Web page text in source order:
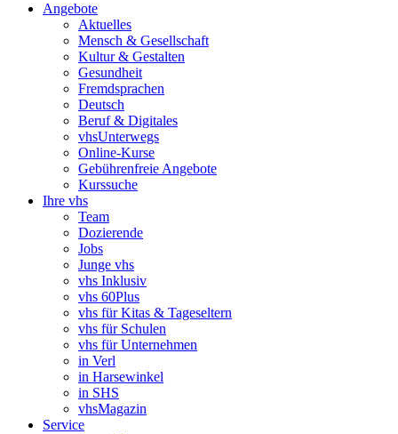
Angebote
Aktuelles
Mensch & Gesellschaft
Kultur & Gestalten
Gesundheit
Fremdsprachen
Deutsch
Beruf & Digitales
vhsUnterwegs
Online-Kurse
Gebührenfreie Angebote
Kurssuche
Ihre vhs
Team
Dozierende
Jobs
Junge vhs
vhs Inklusiv
vhs 60Plus
vhs für Kitas & Tageseltern
vhs für Schulen
vhs für Unternehmen
in Verl
in Harsewinkel
in SHS
vhsMagazin
Service